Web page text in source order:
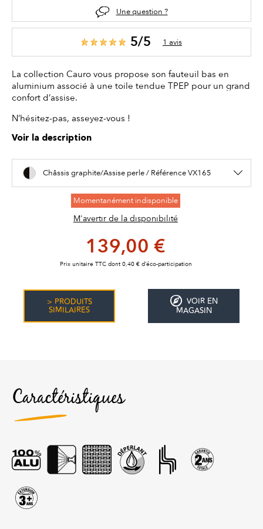
Une question ?
5/5 1 avis
La collection Cauro vous propose son fauteuil bas en
aluminium associé à une toile tendue TPEP pour un grand
confort d’assise.
N’hésitez-pas, asseyez-vous !
Voir la description
Châssis graphite/Assise perle / Référence VX165
Momentanément indisponible
M'avertir de la disponibilité
139,00 €
Prix unitaire TTC dont 0,40 € d’éco-participation
> PRODUITS
SIMILAIRES
VOIR EN
MAGASIN
Caractéristiques